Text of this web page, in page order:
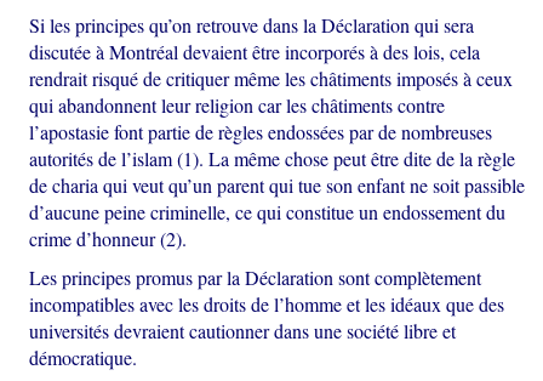
Si les principes qu’on retrouve dans la Déclaration qui sera
discutée à Montréal devaient être incorporés à des lois, cela
rendrait risqué de critiquer même les châtiments imposés à ceux
qui abandonnent leur religion car les châtiments contre
l’apostasie font partie de règles endossées par de nombreuses
autorités de l’islam (1). La même chose peut être dite de la règle
de charia qui veut qu’un parent qui tue son enfant ne soit passible
d’aucune peine criminelle, ce qui constitue un endossement du
crime d’honneur (2).
Les principes promus par la Déclaration sont complètement
incompatibles avec les droits de l’homme et les idéaux que des
universités devraient cautionner dans une société libre et
démocratique.